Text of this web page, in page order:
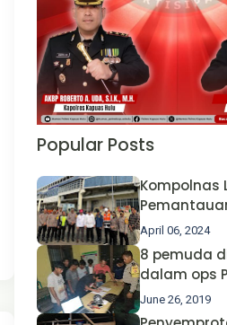
Popular Posts
Kompolnas
Operasi
Polda Jatim
Kapolri dan
April 06, 2024
8 pemuda
dalam ops
Jongkong
June 26, 2019